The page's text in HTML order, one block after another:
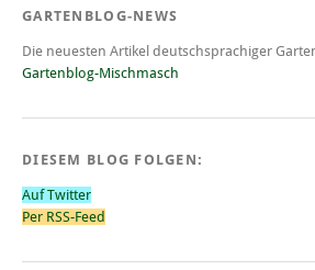
GARTENBLOG-NEWS
Die neuesten Artikel deutschsprachiger
Gartenblog-Mischmasch
DIESEM BLOG FOLGEN:
Auf Twitter
Per RSS-Feed